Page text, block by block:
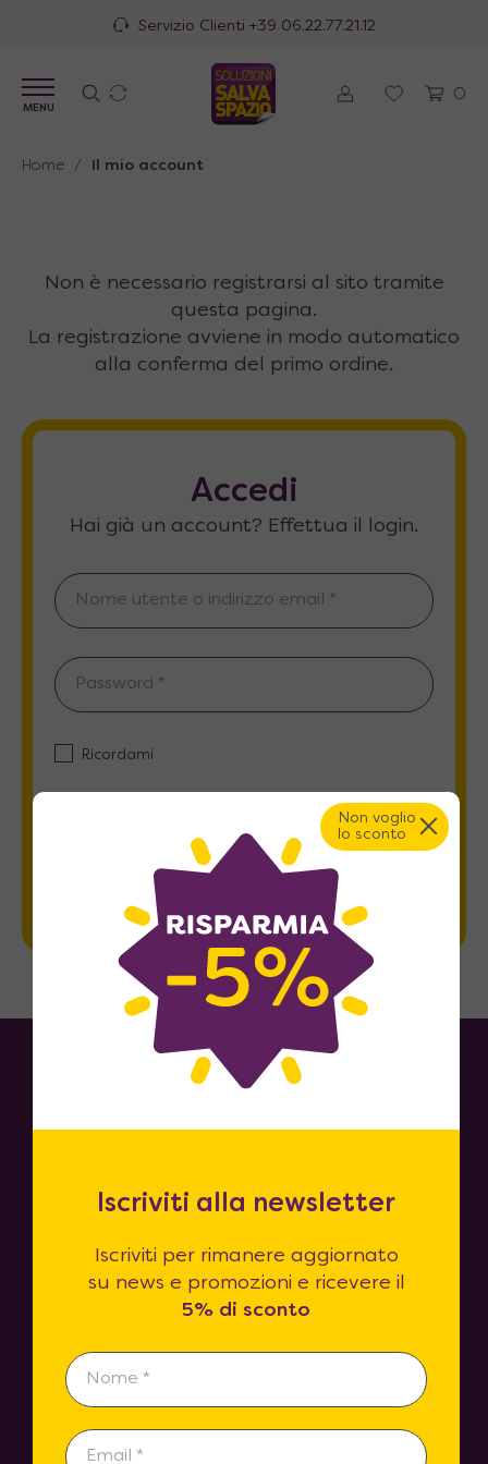
Servizio Clienti +39 06.22.77.21.12
0
MENU
Home / Il mio account
Non è necessario registrarsi al sito tramite
questa pagina.
La registrazione avviene in modo automatico
alla conferma del primo ordine.
Accedi
Hai già un account? Effettua il login.
Ricordami
Password dimenticata?
Soluzioni Salvaspazio
Finanziamento Tasso Zero
Consegne & Spedizioni
Non voglio
lo sconto
Iscriviti alla newsletter
Iscriviti per rimanere aggiornato
su news e promozioni e ricevere il
5% di sconto